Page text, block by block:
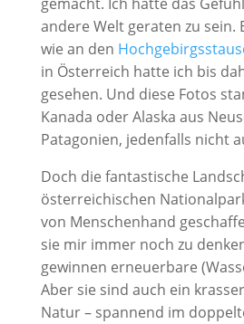
andere Welt geraten zu sein.
wie an den
in Österreich hatte ich bis
gesehen. Und diese Fotos
Kanada oder Alaska aus
Patagonien, jedenfalls nicht
Doch die fantastische
österreichischen
von Menschenhand
sie mir immer noch zu
gewinnen erneuerbare
Aber sie sind auch ein
Natur – spannend im